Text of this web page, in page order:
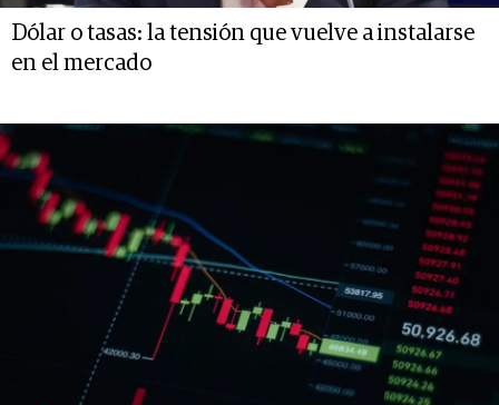
Dólar o tasas: la tensión que vuelve a instalarse
en el mercado